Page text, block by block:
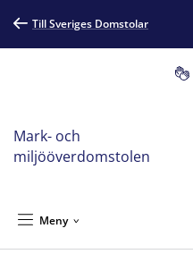
Till Sveriges Domstolar
Mark- och
miljööverdomstolen
Meny